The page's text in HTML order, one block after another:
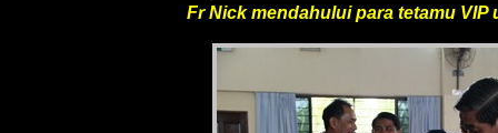
Fr Nick mendahului para tetamu VIP